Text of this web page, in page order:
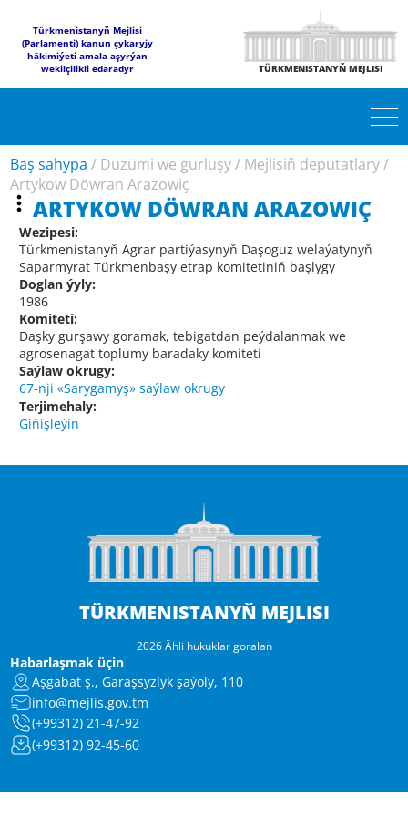
Türkmenistanyň Mejlisi
(Parlamenti) kanun çykaryjy
häkimiýeti amala aşyrýan
wekilçilikli edaradyr
TÜRKMENISTANYŇ MEJLISI
Baş sahypa / Düzümi we gurluşy/ Mejlisiň deputatlary/
Artykow Döwran Arazowiç
ARTYKOW DÖWRAN ARAZOWIÇ
Wezipesi:
Türkmenistanyň Agrar partiýasynyň Daşoguz welaýatynyň
Saparmyrat Türkmenbaşy etrap komitetiniň başlygy
Doglan ýyly:
1986
Komiteti:
Daşky gurşawy goramak, tebigatdan peýdalanmak we
agrosenagat toplumy baradaky komiteti
Saýlaw okrugy:
67-nji «Sarygamyş» saýlaw okrugy
Terjimehaly:
Giňişleýin
TÜRKMENISTANYŇ MEJLISI
2026 Ähli hukuklar goralan
Habarlaşmak üçin
Aşgabat ş., Garaşsyzlyk şaýoly, 110
info@mejlis.gov.tm
(+99312) 21-47-92
(+99312) 92-45-60